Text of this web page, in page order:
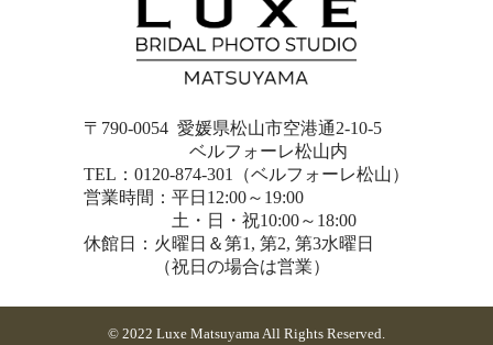
〒790-0054 愛媛県松山市空港通2-10-5
ベルフォーレ松山内
TEL：0120-874-301（ベルフォーレ松山）
営業時間：平日12:00～19:00
土・日・祝10:00～18:00
休館日：火曜日＆第1, 第2, 第3水曜日
（祝日の場合は営業）
© 2022 Luxe Matsuyama All Rights Reserved.